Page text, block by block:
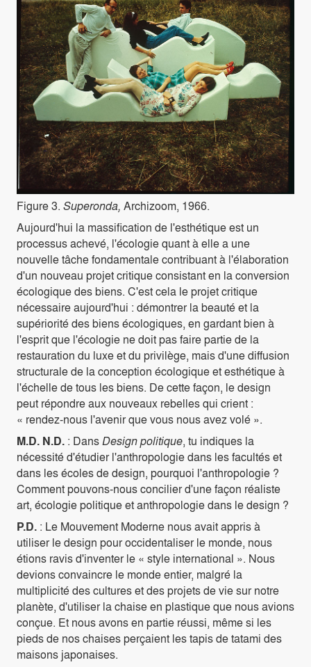
Figure 3. Superonda, Archizoom, 1966.
Aujourd'hui la massification de l'esthétique est un
processus achevé, l'écologie quant à elle a une
nouvelle tâche fondamentale contribuant à l'élaboration
d'un nouveau projet critique consistant en la conversion
écologique des biens. C'est cela le projet critique
nécessaire aujourd'hui : démontrer la beauté et la
supériorité des biens écologiques, en gardant bien à
l'esprit que l'écologie ne doit pas faire partie de la
restauration du luxe et du privilège, mais d'une diffusion
structurale de la conception écologique et esthétique à
l'échelle de tous les biens. De cette façon, le design
peut répondre aux nouveaux rebelles qui crient :
« rendez-nous l'avenir que vous nous avez volé ».
M.D. N.D. : DansDesign politique, tu indiques la
nécessité d'étudier l'anthropologie dans les facultés et
dans les écoles de design, pourquoi l'anthropologie ?
Comment pouvons-nous concilier d'une façon réaliste
art, écologie politique et anthropologie dans le design ?
P.D. : Le Mouvement Moderne nous avait appris à
utiliser le design pour occidentaliser le monde, nous
étions ravis d'inventer le « style international ». Nous
devions convaincre le monde entier, malgré la
multiplicité des cultures et des projets de vie sur notre
planète, d'utiliser la chaise en plastique que nous avions
conçue. Et nous avons en partie réussi, même si les
pieds de nos chaises perçaient les tapis de tatami des
maisons japonaises.